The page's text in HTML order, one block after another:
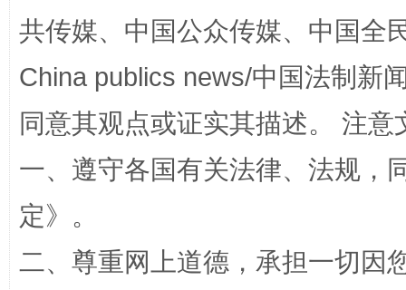
全民健身五年计划来了！等你上场
共传媒、中国公众传媒、中国全
China publics news/中国法制新
同意其观点或证实其描述。 注
一、遵守各国有关法律、法规，
定》。
二、尊重网上道德，承担一切因